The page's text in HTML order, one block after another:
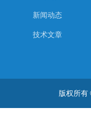
新闻动态
技术文章
版权所有